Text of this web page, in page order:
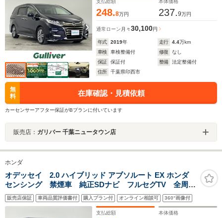
支払総額
248.8万円
本体価格
237.9万円
通常ローン 月々30,100円
年式 2019年 走行 4.4万km
車検
車検整備付 修復
なし
保証
保証付 整備
法定整備付
住所
千葉県印西市
無
料
在庫確認・見積依頼
カーセンサーアフター保証がBプランに付いています
販売店： ガリバー 千葉ニュータウン店
ホンダ
オデッセイ 2.0 ハイブリッド アブソルート EX ホンダ
センシング 禁煙車 純正SDナビ フルセグTV 全周囲
カメラ 後部席フリップダウンモニター ハーフレーザ
ーシート シートヒーター 両側パワースライドドア
前後ドライブレコーダー LEDオートライト ETC2.0
販売店保証 車両品質評価書付 購入プラン付 オンライン相談可 360°画像付
支払総額 本体価格